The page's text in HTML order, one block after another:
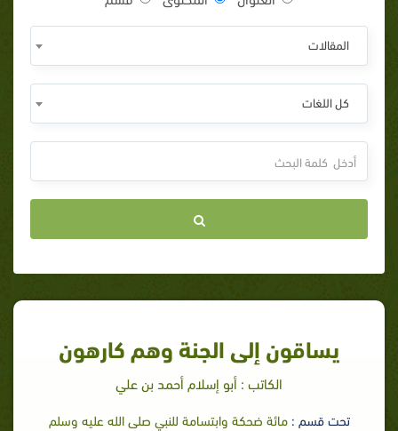
المقالات
كل اللغات
يساقون إلى الجنة وهم كارهون
الكاتب : أبو إسلام أحمد بن علي
تحت قسم :مائة ضحكة وابتسامة للنبي صلى الله عليه وسلم